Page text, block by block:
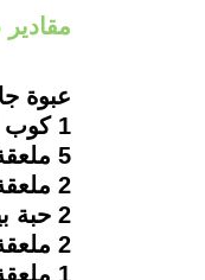
عبوة
1 كوب لوز مفروم.
5 ملعقة كبيرة سكر أبيض.
2 ملعقة كبيرة بقسماط.
2 حبة بيض مخفوق.
2 ملعقة كبيرة زبدة مذابة.
1 ملعقة صغيرة قرفة.